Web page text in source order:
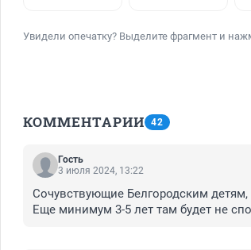
Увидели опечатку? Выделите фрагмент и
КОММЕНТАРИИ 42
Гость
3 июля 2024, 13:22
Сочувствующие Белгородским детям,
Еще минимум 3-5 лет там будет не